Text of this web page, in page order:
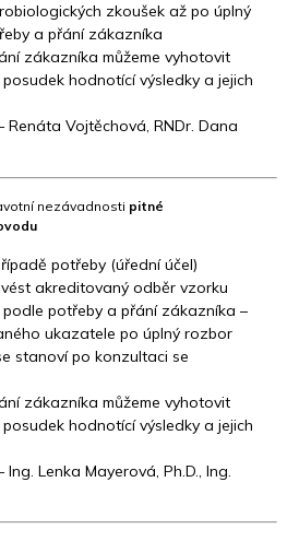
zkoušek až po úplný
a přání zákazníka
zákazníka můžeme vyhotovit
hodnotící výsledky a jejich
Renáta Vojtěchová, RNDr. Dana
nezávadnosti pitné
potřeby (úřední účel)
akreditovaný odběr vzorku
potřeby a přání zákazníka –
ukazatele po úplný rozbor
stanoví po konzultaci se
zákazníka můžeme vyhotovit
hodnotící výsledky a jejich
Lenka Mayerová, Ph.D., Ing.